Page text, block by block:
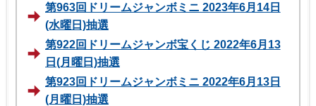
第963回ドリームジャンボミニ 2023年6月14日
(水曜日)抽選
第922回ドリームジャンボ宝くじ 2022年6月13
日(月曜日)抽選
第923回ドリームジャンボミニ 2022年6月13日
(月曜日)抽選